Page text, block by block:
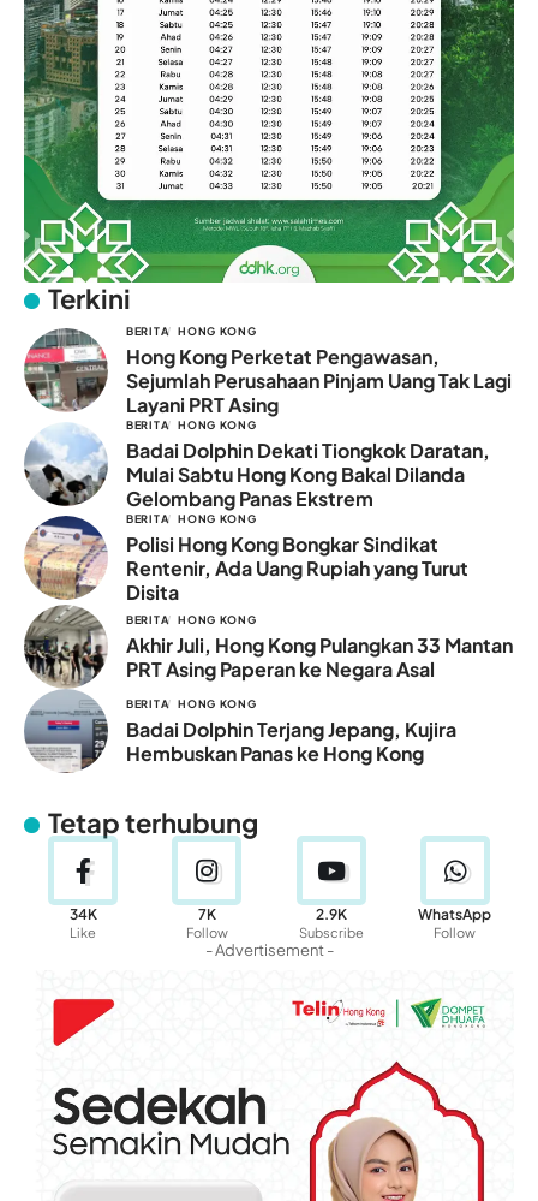
Terkini
BERITA HONG KONG
Hong Kong Perketat Pengawasan,
Sejumlah Perusahaan Pinjam Uang Tak Lagi
Layani PRT Asing
BERITA HONG KONG
Badai Dolphin Dekati Tiongkok Daratan,
Mulai Sabtu Hong Kong Bakal Dilanda
Gelombang Panas Ekstrem
BERITA HONG KONG
Polisi Hong Kong Bongkar Sindikat
Rentenir, Ada Uang Rupiah yang Turut
Disita
BERITA HONG KONG
Akhir Juli, Hong Kong Pulangkan 33 Mantan
PRT Asing Paperan ke Negara Asal
BERITA HONG KONG
Badai Dolphin Terjang Jepang, Kujira
Hembuskan Panas ke Hong Kong
Tetap terhubung
34K
Like
7K
Follow
2.9K
Subscribe
WhatsApp
Follow
- Advertisement -